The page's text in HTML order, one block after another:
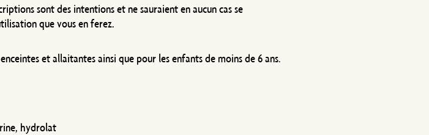
sont des intentions et ne sauraient en aucun cas se
que vous en ferez.
et allaitantes ainsi que pour les enfants de moins de 6 ans.
hydrolat